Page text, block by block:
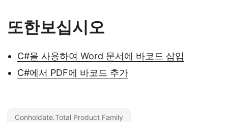
또한보십시오
C#을 사용하여 Word 문서에 바코드 삽입
C#에서 PDF에 바코드 추가
Conholdate.Total Product Family